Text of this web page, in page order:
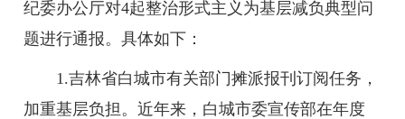
纪委办公厅对4起整治形式主义为基层减负典型问
题进行通报。具体如下：
1.吉林省白城市有关部门摊派报刊订阅任务，
加重基层负担。近年来，白城市委宣传部在年度